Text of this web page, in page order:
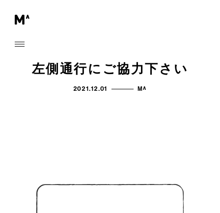
左側通行にご協力下さい
2021.12.01 M^